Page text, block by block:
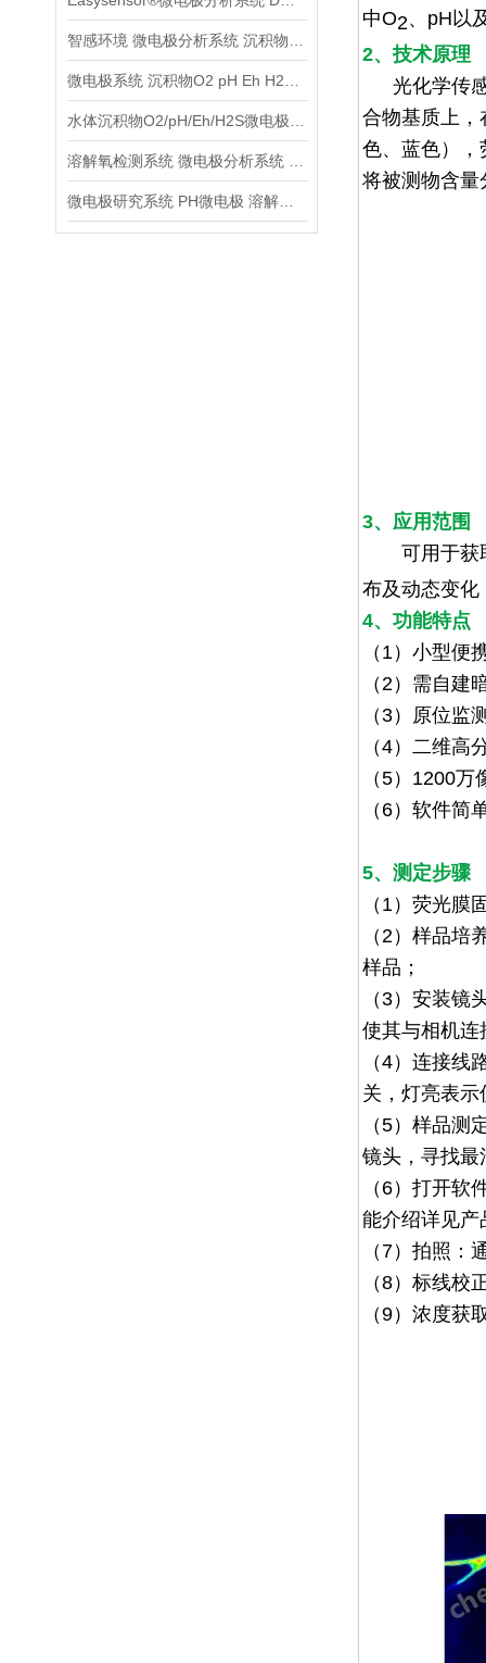
中O2、 pH以
2、技术原理
光化学传
合物基质上，
色、蓝色），
将被测物含量
3、应用范围
可用于获取
布及动态变化
4、功能特点
（ 1 ）小型便
（ 2 ）需自建
（3）原位监
（4） 二维高
（5） 1200万
（ 6）软件简
5、测定步骤
（1） 荧光膜
（2） 样品培
样品；
（3） 安装镜
使其与相机连
（4） 连接线
关，灯亮表
（5） 样品测
镜头，寻找最
（6） 打开软
能介绍详见产
（7） 拍照：
（8） 标线校
（9）浓度获